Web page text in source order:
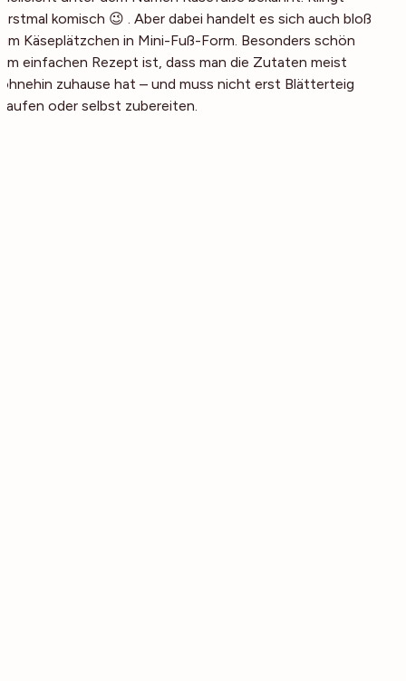
erstmal komisch 😉 . Aber dabei handelt es sich auch bloß
um Käseplätzchen in Mini-Fuß-Form. Besonders schön
am einfachen Rezept ist, dass man die Zutaten meist
ohnehin zuhause hat – und muss nicht erst Blätterteig
kaufen oder selbst zubereiten.